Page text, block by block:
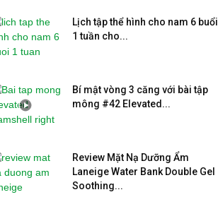
Lịch tập thể hình cho nam 6 buổi
1 tuần cho...
Bí mật vòng 3 căng với bài tập
mông #42 Elevated...
Review Mặt Nạ Dưỡng Ẩm
Laneige Water Bank Double Gel
Soothing...